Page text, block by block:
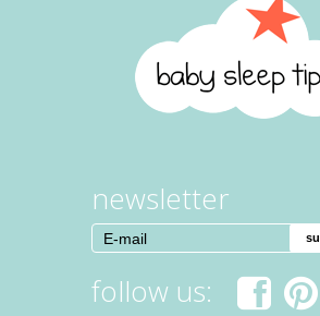
newsletter
follow us: